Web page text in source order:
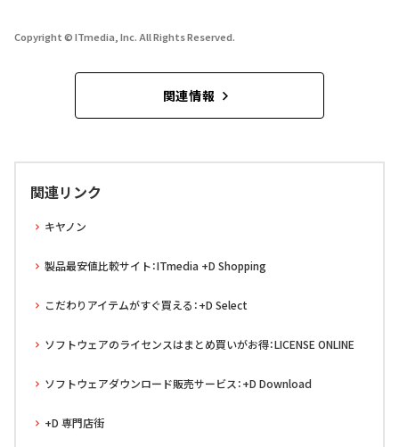
Copyright © ITmedia, Inc. All Rights Reserved.
関連情報
関連リンク
キヤノン
製品最安値比較サイト：ITmedia +D Shopping
こだわりアイテムがすぐ買える：+D Select
ソフトウェアのライセンスはまとめ買いがお得：LICENSE ONLINE
ソフトウェアダウンロード販売サービス：+D Download
+D 専門店街